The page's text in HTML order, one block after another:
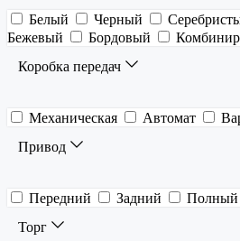
Белый Черный
Бежевый
Бордовый
Коробка передач
Механическая Автомат
Привод
Передний Задний
Полный
Торг